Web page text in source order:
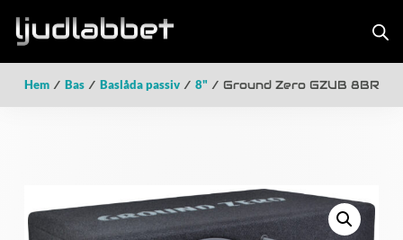
Hem/ Bas/ Baslåda passiv/ 8" / Ground Zero GZUB 8BR